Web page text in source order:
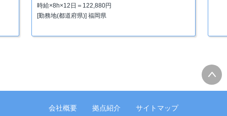
時給×8h×12日＝122,880円
[勤務地(都道府県)] 福岡県
会社概要 拠点紹介 サイトマップ